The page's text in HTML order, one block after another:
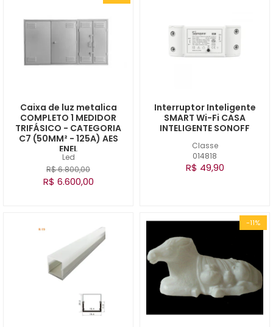
Led
Caixa de luz metalica
COMPLETO 1 MEDIDOR
TRIFÁSICO - CATEGORIA
C7 (50MM² - 125A) AES
ENEL
R$ 6.800,00
R$ 6.600,00
Classe
014818
Interruptor Inteligente
SMART Wi-Fi CASA
INTELIGENTE SONOFF
R$ 49,90
-11%